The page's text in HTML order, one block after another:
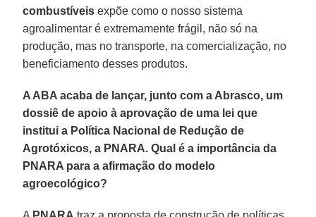
combustíveis expõe como o nosso sistema
agroalimentar é extremamente frágil, não só na
produção, mas no transporte, na comercialização, no
beneficiamento desses produtos.
A ABA acaba de lançar, junto com a Abrasco, um
dossiê de apoio à aprovação de uma lei que
institui a Política Nacional de Redução de
Agrotóxicos, a PNARA. Qual é a importância da
PNARA para a afirmação do modelo
agroecológico?